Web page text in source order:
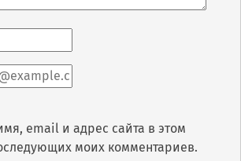
email и адрес сайта в этом
моих комментариев.